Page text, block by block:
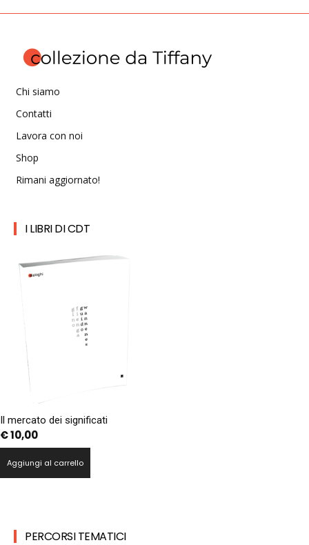
Chi siamo
Contatti
Lavora con noi
Shop
Rimani aggiornato!
I LIBRI DI CDT
Il mercato dei significati
€10,00
Aggiungi al carrello
PERCORSI TEMATICI